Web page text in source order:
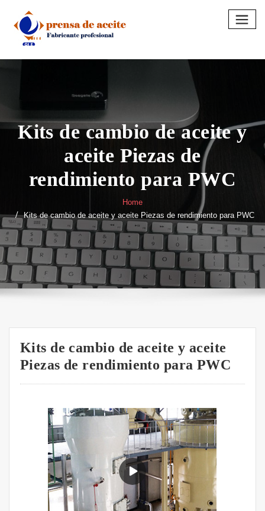
content
Kits de cambio de aceite y
aceite Piezas de
rendimiento para PWC
Home
Kits de cambio de aceite y aceite Piezas de rendimiento para PWC
Kits de cambio de aceite y aceite
Piezas de rendimiento para PWC